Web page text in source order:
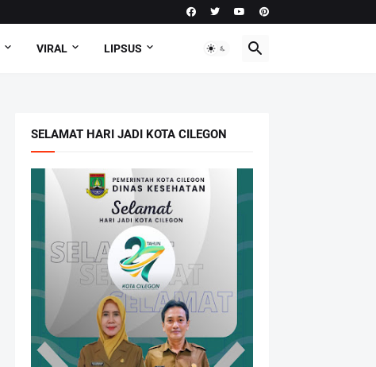
VIRAL LIPSUS
SELAMAT HARI JADI KOTA CILEGON